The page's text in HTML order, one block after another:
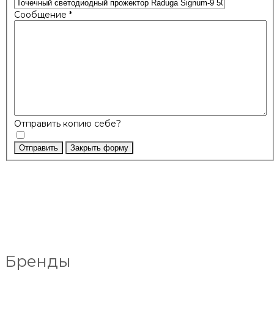
Сообщение *
Отправить копию себе?
Отправить Закрыть форму
Бренды